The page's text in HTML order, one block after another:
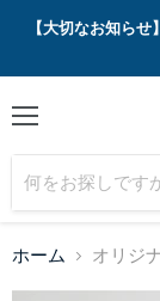
【大切なお知ら
ニ
ュ
ー
ホーム オリジ